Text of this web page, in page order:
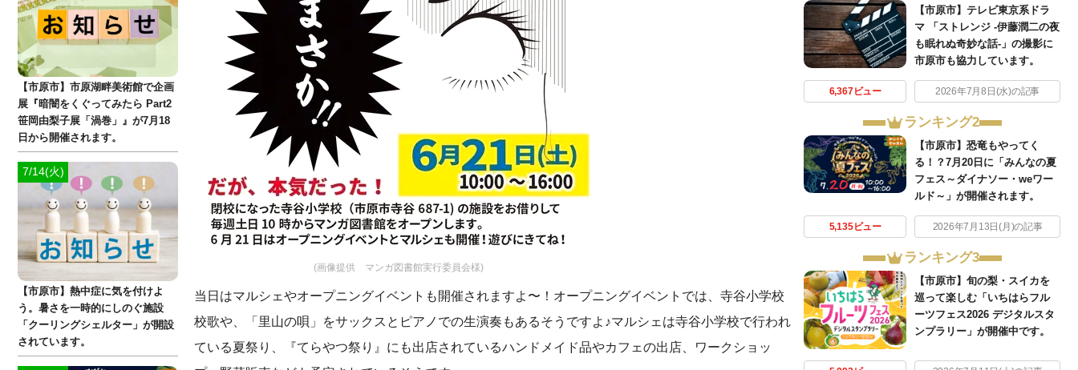
(画像提供 マンガ図書館実行委員会様)
当日はマルシェやオープニングイベントも開催されますよ〜！オープニングイベントでは、寺谷小学校
校歌や、「里山の唄」をサックスとピアノでの生演奏もあるそうですよ♪マルシェは寺谷小学校で行われ
ている夏祭り、『てらやつ祭り』にも出店されているハンドメイド品やカフェの出店、ワークショッ
【市原市】テレビ東京系ドラ
マ 「ストレンジ -伊藤潤二の夜
も眠れぬ奇妙な話-」の撮影に
市原市も協力しています。
6,367ビュー 2026年7月8日(水)の記事
ランキング2
【市原市】恐竜もやってく
る！？7月20日に「みんなの夏
フェス～ダイナソー・weワー
ルド～」が開催されます。
5,135ビュー 2026年7月13日(月)の記事
ランキング3
【市原市】旬の梨・スイカを
巡って楽しむ「いちはらフル
ーツフェス2026 デジタルスタ
ンプラリー」が開催中です。
【市原市】市原湖畔美術館で企画
展『暗闇をくぐってみたら Part2
笹岡由梨子展「渦巻」』が7月18
日から開催されます。
7/14(火)
【市原市】熱中症に気を付けよ
う。暑さを一時的にしのぐ施設
「クーリングシェルター」が開設
されています。